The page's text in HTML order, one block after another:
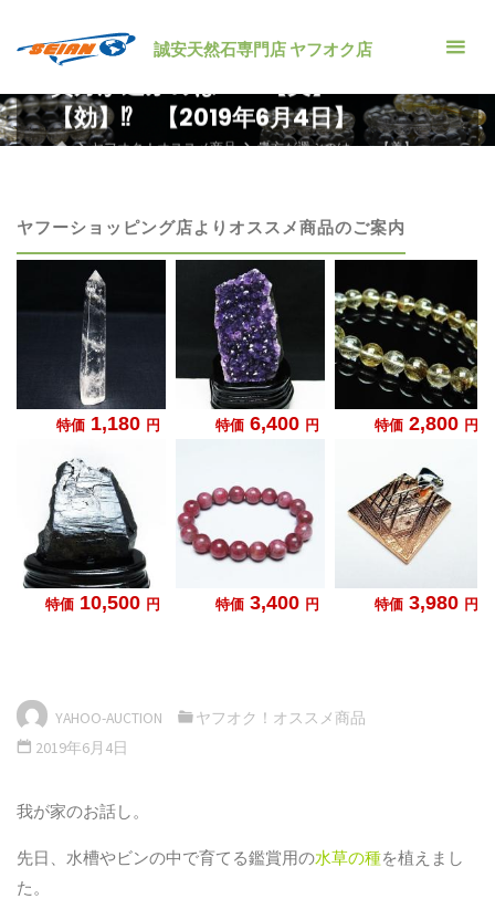
ン
ツ
誠安天然石専門店 ヤフオク店
【効】⁉ 【2019年6月4日】
ホ ヤフオク！オススメ商品
貴方が選ぶのは・・【美】・
ヤフーショッピング店よりオススメ商品のご案内
YAHOO-AUCTION
ヤフオク！オススメ商品
2019年6月4日
我が家のお話し。
先日、水槽やビンの中で育てる鑑賞用の水草の種を植えまし
た。